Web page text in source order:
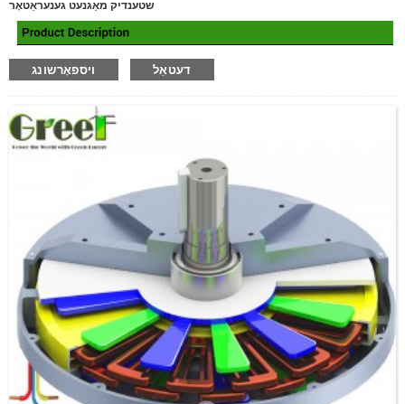
שטענדיק מאַגנעט גענעראַטאָר
ויספאָרשונג דעטאַל